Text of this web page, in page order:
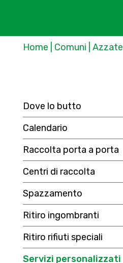
Home | Comuni | Azzate
Dove lo butto
Calendario
Raccolta porta a porta
Centri di raccolta
Spazzamento
Ritiro ingombranti
Ritiro rifiuti speciali
Servizi personalizzati